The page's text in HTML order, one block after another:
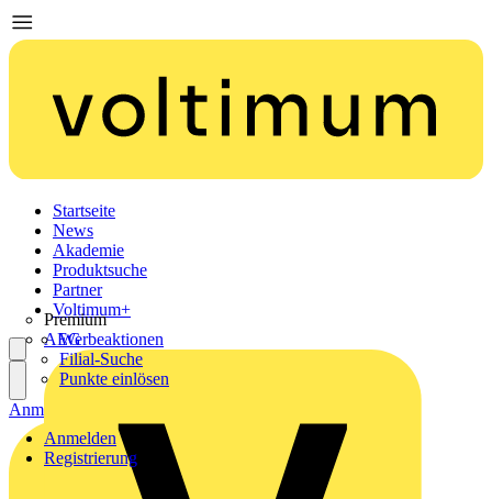
Startseite
News
Akademie
Produktsuche
Partner
Premium
AEG
Voltimum+
Werbeaktionen
Filial-Suche
Punkte einlösen
Anmelden
Registrierung
Anmelden